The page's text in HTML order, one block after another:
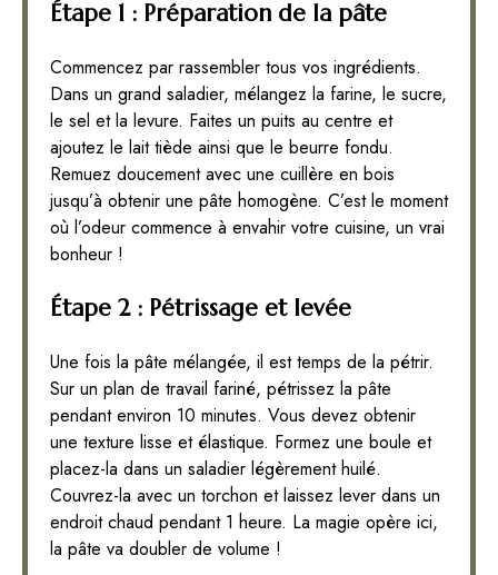
Étape 1 : Préparation de la pâte
Commencez par rassembler tous vos ingrédients.
Dans un grand saladier, mélangez la farine, le sucre,
le sel et la levure. Faites un puits au centre et
ajoutez le lait tiède ainsi que le beurre fondu.
Remuez doucement avec une cuillère en bois
jusqu’à obtenir une pâte homogène. C’est le moment
où l’odeur commence à envahir votre cuisine, un vrai
bonheur !
Étape 2 : Pétrissage et levée
Une fois la pâte mélangée, il est temps de la pétrir.
Sur un plan de travail fariné, pétrissez la pâte
pendant environ 10 minutes. Vous devez obtenir
une texture lisse et élastique. Formez une boule et
placez-la dans un saladier légèrement huilé.
Couvrez-la avec un torchon et laissez lever dans un
endroit chaud pendant 1 heure. La magie opère ici,
la pâte va doubler de volume !